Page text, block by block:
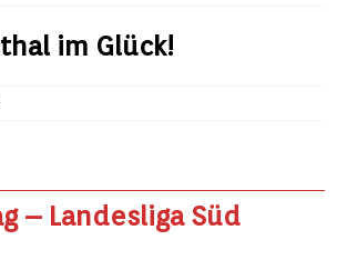
im Glück!
– Landesliga Süd